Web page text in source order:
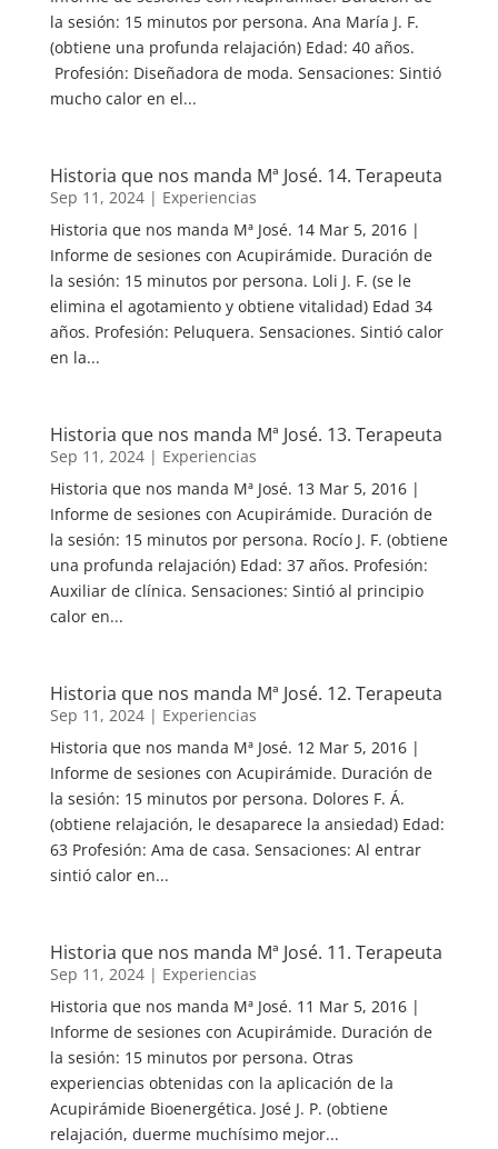
la sesión: 15 minutos por persona. Ana María J. F.
(obtiene una profunda relajación) Edad: 40 años.
Profesión: Diseñadora de moda. Sensaciones: Sintió
mucho calor en el...
Historia que nos manda Mª José. 14. Terapeuta
Sep 11, 2024| Experiencias
Historia que nos manda Mª José. 14 Mar 5, 2016 |
Informe de sesiones con Acupirámide. Duración de
la sesión: 15 minutos por persona. Loli J. F. (se le
elimina el agotamiento y obtiene vitalidad) Edad 34
años. Profesión: Peluquera. Sensaciones. Sintió calor
en la...
Historia que nos manda Mª José. 13. Terapeuta
Sep 11, 2024| Experiencias
Historia que nos manda Mª José. 13 Mar 5, 2016 |
Informe de sesiones con Acupirámide. Duración de
la sesión: 15 minutos por persona. Rocío J. F. (obtiene
una profunda relajación) Edad: 37 años. Profesión:
Auxiliar de clínica. Sensaciones: Sintió al principio
calor en...
Historia que nos manda Mª José. 12. Terapeuta
Sep 11, 2024| Experiencias
Historia que nos manda Mª José. 12 Mar 5, 2016 |
Informe de sesiones con Acupirámide. Duración de
la sesión: 15 minutos por persona. Dolores F. Á.
(obtiene relajación, le desaparece la ansiedad) Edad:
63 Profesión: Ama de casa. Sensaciones: Al entrar
sintió calor en...
Historia que nos manda Mª José. 11. Terapeuta
Sep 11, 2024| Experiencias
Historia que nos manda Mª José. 11 Mar 5, 2016 |
Informe de sesiones con Acupirámide. Duración de
la sesión: 15 minutos por persona. Otras
experiencias obtenidas con la aplicación de la
Acupirámide Bioenergética. José J. P. (obtiene
relajación, duerme muchísimo mejor...